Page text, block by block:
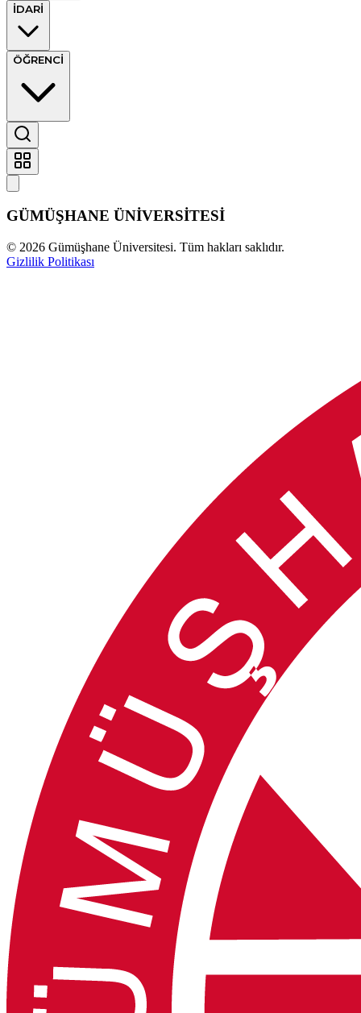
İDARİ
ÖĞRENCİ
GÜMÜŞHANE ÜNİVERSİTESİ
© 2026 Gümüşhane Üniversitesi. Tüm hakları saklıdır.
Gizlilik Politikası